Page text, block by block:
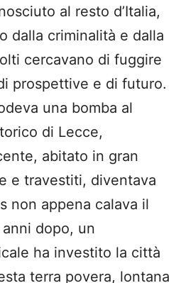
al resto d’Italia,
dalla criminalità e dalla
cercavano di fuggire
prospettive e di futuro.
una bomba al
di Lecce,
abitato in gran
e travestiti, diventava
non appena calava il
dopo, un
ha investito la città
terra povera, lontana